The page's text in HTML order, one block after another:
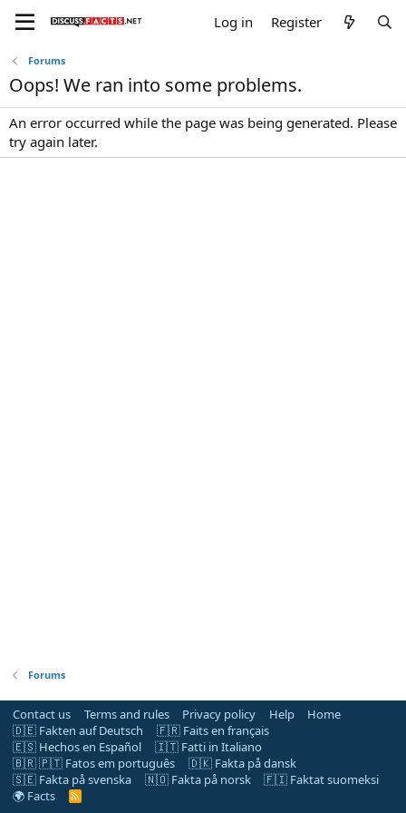
Log in Register
Forums
Oops! We ran into some problems.
An error occurred while the page was being generated. Please
try again later.
Forums
Contact us Terms and rules Privacy policy Help
Home
🇩🇪 Fakten auf Deutsch
🇫🇷 Faits en français
🇪🇸 Hechos en Español
🇮🇹 Fatti in Italiano
🇧🇷 🇵🇹 Fatos em português
🇩🇰 Fakta på dansk
🇸🇪 Fakta på svenska
🇳🇴 Fakta på norsk
🇫🇮 Faktat suomeksi
🌍 Facts
R